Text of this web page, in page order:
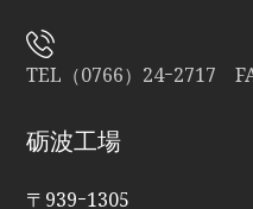
TEL（0766）24ｰ2717
砺波工場
〒939ｰ1305